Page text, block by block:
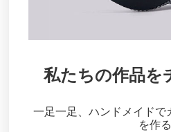
私たちの作品を
一足一足、ハンドメイド
を作る